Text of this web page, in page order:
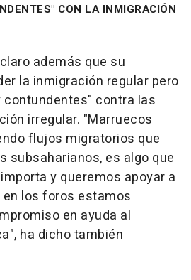
CON LA INMIGRACIÓN
además que su
la inmigración regular pero
contra las
irregular. "Marruecos
flujos migratorios que
subsaharianos, es algo que
y queremos apoyar a
los foros estamos
en ayuda al
ha dicho también